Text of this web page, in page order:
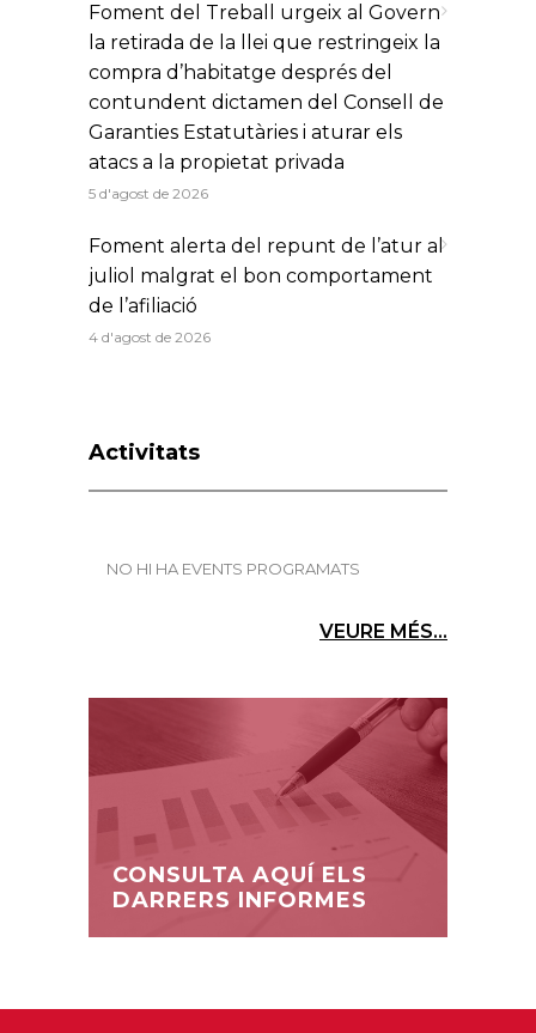
Foment del Treball urgeix al Govern
la retirada de la llei que restringeix la
compra d’habitatge després del
contundent dictamen del Consell de
Garanties Estatutàries i aturar els
atacs a la propietat privada
5 d'agost de 2026
Foment alerta del repunt de l’atur al
juliol malgrat el bon comportament
de l’afiliació
4 d'agost de 2026
Activitats
NO HI HA EVENTS PROGRAMATS
VEURE MÉS...
CONSULTA AQUÍ ELS
DARRERS INFORMES